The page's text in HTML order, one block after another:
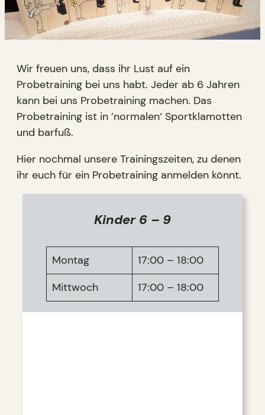
Wir freuen uns, dass ihr Lust auf ein
Probetraining bei uns habt. Jeder ab 6 Jahren
kann bei uns Probetraining machen. Das
Probetraining ist in ’normalen‘ Sportklamotten
und barfuß.
Hier nochmal unsere Trainingszeiten, zu denen
ihr euch für ein Probetraining anmelden könnt.
Kinder 6 – 9
Montag
17:00 – 18:00
Mittwoch
17:00 – 18:00